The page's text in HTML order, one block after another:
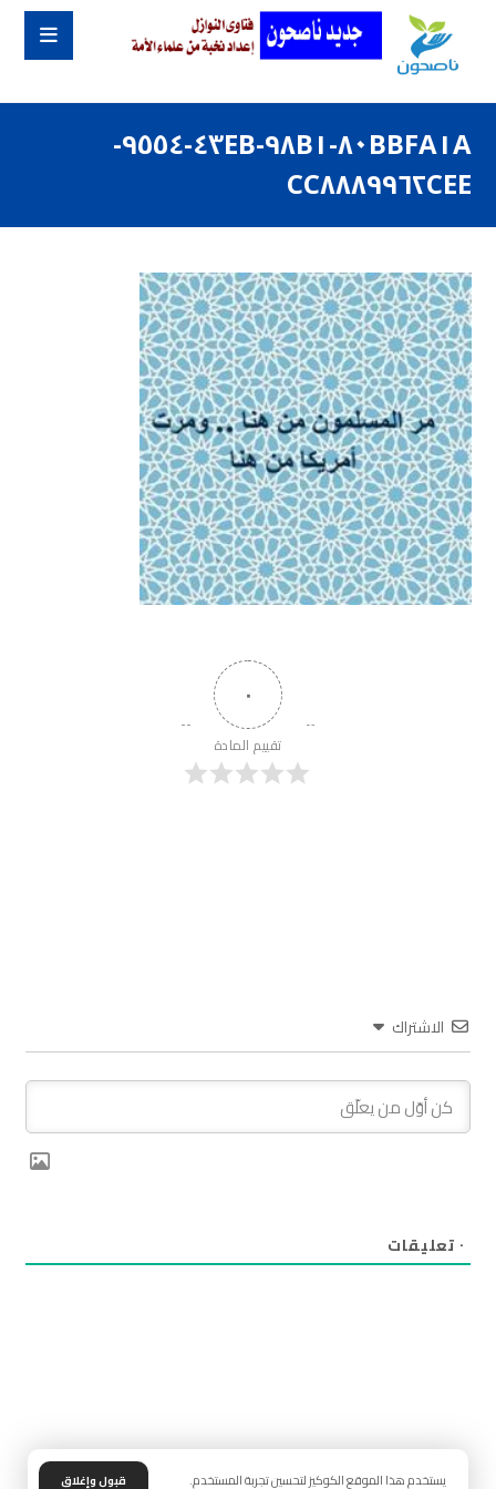
٨٠BBFA١A-٩٨B١-٤٣EB-٩٥٥٤-
CC٨٨٨٩٩٦٢CEE
٠
تقييم المادة
الاشتراك
٠ تعليقات
يستخدم هذا الموقع الكوكيز لتحسين تجربة المستخدم. قبول وإغلاق